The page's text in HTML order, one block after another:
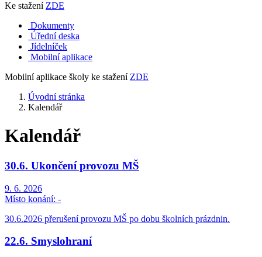
Ke stažení ZDE
Dokumenty
Úřední deska
Jídelníček
Mobilní aplikace
Mobilní aplikace školy ke stažení ZDE
Úvodní stránka
Kalendář
Kalendář
30.6. Ukončení provozu MŠ
9. 6. 2026
Místo konání: -
30.6.2026 přerušení provozu MŠ po dobu školních prázdnin.
22.6. Smyslohraní